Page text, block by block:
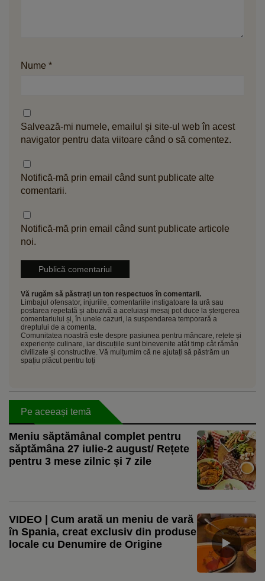
Nume *
Salvează-mi numele, emailul și site-ul web în acest
navigator pentru data viitoare când o să comentez.
Notifică-mă prin email când sunt publicate alte
comentarii.
Notifică-mă prin email când sunt publicate articole
noi.
Vă rugăm să păstrați un ton respectuos în comentarii.
Limbajul ofensator, injuriile, comentariile instigatoare la ură sau
postarea repetată și abuzivă a aceluiași mesaj pot duce la ștergerea
comentariului și, în unele cazuri, la suspendarea temporară a
dreptului de a comenta.
Comunitatea noastră este despre pasiunea pentru mâncare, rețete și
experiențe culinare, iar discuțiile sunt binevenite atât timp cât rămân
civilizate și constructive. Vă mulțumim că ne ajutați să păstrăm un
spațiu plăcut pentru toți
Pe aceeași temă
Meniu săptămânal complet pentru
săptămâna 27 iulie-2 august/ Rețete
pentru 3 mese zilnic și 7 zile
VIDEO | Cum arată un meniu de vară
în Spania, creat exclusiv din produse
locale cu Denumire de Origine